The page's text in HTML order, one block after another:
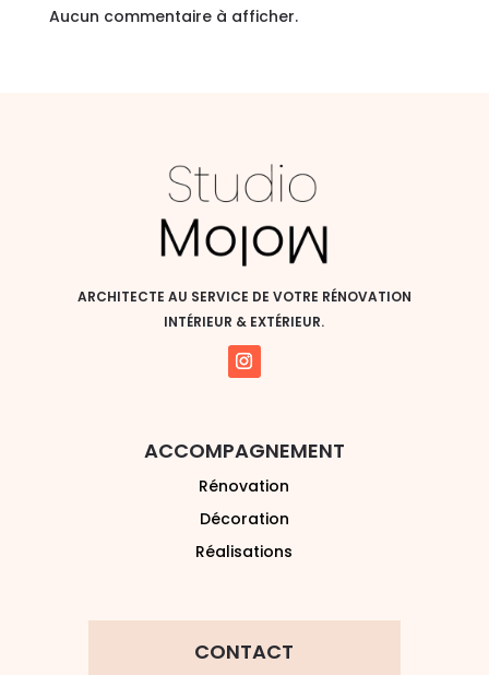
Aucun commentaire à afficher.
ARCHITECTE AU SERVICE DE VOTRE RÉNOVATION
INTÉRIEUR & EXTÉRIEUR.
ACCOMPAGNEMENT
Rénovation
Décoration
Réalisations
CONTACT